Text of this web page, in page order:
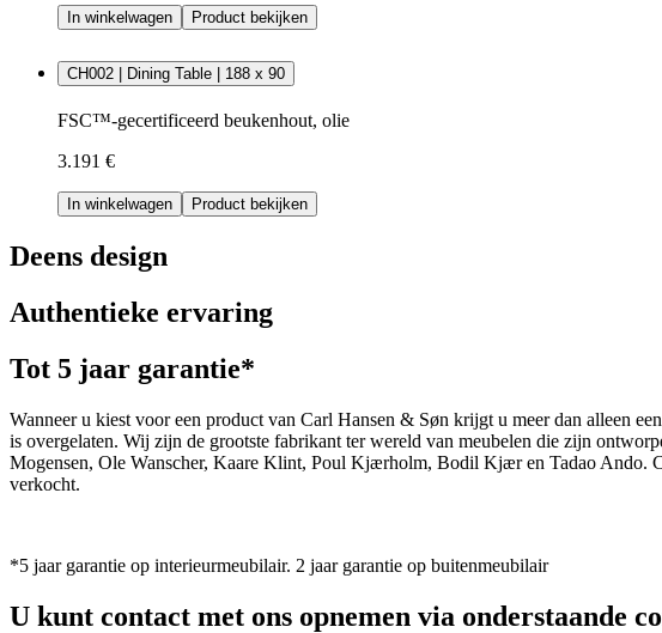
In winkelwagen Product bekijken
CH002 | Dining Table | 188 x 90
FSC™-gecertificeerd beukenhout, olie
3.191 €
In winkelwagen Product bekijken
Deens design
Authentieke ervaring
Tot 5 jaar garantie*
Wanneer u kiest voor een product van Carl Hansen & Søn krijgt u meer dan alleen
is overgelaten. Wij zijn de grootste fabrikant ter wereld van meubelen die zijn
Mogensen, Ole Wanscher, Kaare Klint, Poul Kjærholm, Bodil Kjær en Tadao Ando.
verkocht.
*5 jaar garantie op interieurmeubilair. 2 jaar garantie op buitenmeubilair
U kunt contact met ons opnemen via onderstaande